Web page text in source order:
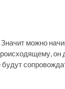
можно